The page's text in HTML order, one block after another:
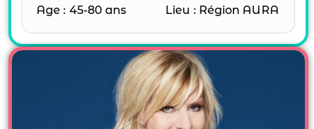
Age : 45-80 ans
Lieu : Région AURA